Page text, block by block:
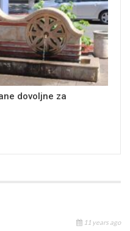
dovoljne za
11 years ago